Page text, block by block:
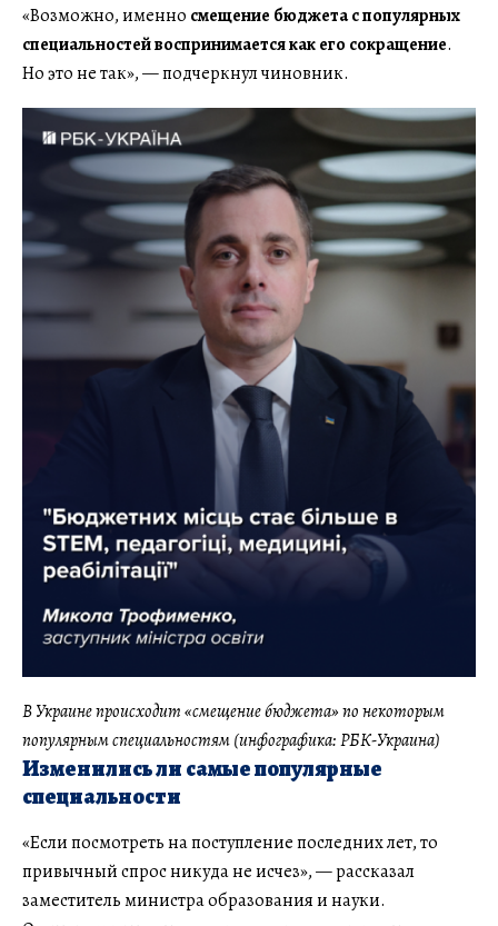
«Возможно, именно смещение бюджета с популярных
специальностей воспринимается как его сокращение.
Но это не так», — подчеркнул чиновник.
В Украине происходит «смещение бюджета» по некоторым
популярным специальностям (инфографика: РБК-Украина)
Изменились ли самые популярные
специальности
«Если посмотреть на поступление последних лет, то
привычный спрос никуда не исчез», — рассказал
заместитель министра образования и науки.